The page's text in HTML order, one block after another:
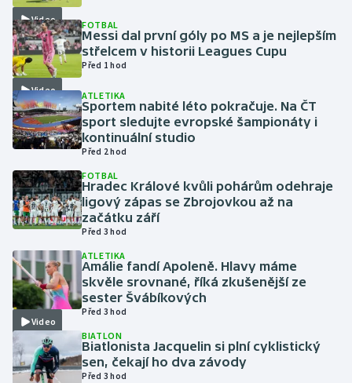
Házená
Jezdectví
Judo
Krasobruslení
Lezení
Lyže a snowboard
Moderní pětiboj
Motorsport
Olympijské hry
Parasport
Video
Video
FOTBAL
Messi dal první góly po MS a je nejlepším
střelcem v historii Leagues Cupu
Před 1 hod
ATLETIKA
Sportem nabité léto pokračuje. Na ČT
sport sledujte evropské šampionáty i
kontinuální studio
Před 2 hod
FOTBAL
Hradec Králové kvůli pohárům odehraje
ligový zápas se Zbrojovkou až na
začátku září
Před 3 hod
Video
ATLETIKA
Amálie fandí Apoleně. Hlavy máme
skvěle srovnané, říká zkušenější ze
sester Švábíkových
Před 3 hod
BIATLON
Biatlonista Jacquelin si plní cyklistický
sen, čekají ho dva závody
Před 3 hod